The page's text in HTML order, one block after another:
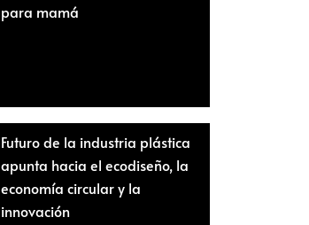
para mamá
Futuro de la industria plástica
apunta hacia el ecodiseño, la
economía circular y la
innovación